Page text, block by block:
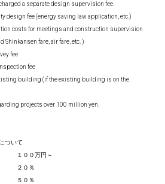
a separate design supervision fee.
design fee (energy saving law application, etc.)
costs for meetings and construction supervision
Shinkansen fare, air fare, etc. )
fee
fee
building (if the existing building is on the
projects over 100 million yen.
ついて
１００万円～
２０％
５０％